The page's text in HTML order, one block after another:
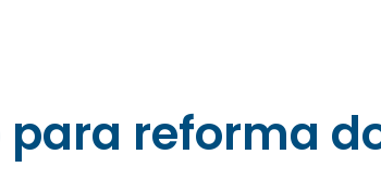
reforma